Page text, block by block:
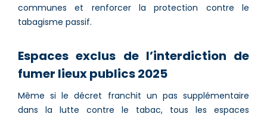
communes et renforcer la protection contre le
tabagisme passif.
Espaces exclus de l’interdiction de
fumer lieux publics 2025
Même si le décret franchit un pas supplémentaire
dans la lutte contre le tabac, tous les espaces